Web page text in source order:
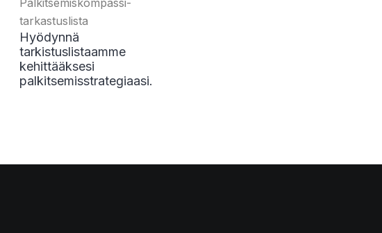
Palkitsemiskompassi-
tarkastuslista
Hyödynnä
tarkistuslistaamme
kehittääksesi
palkitsemisstrategiaasi.